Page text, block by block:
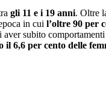
gli 11 e i 19 anni. Oltre
in cui l’oltre 90 per
aver subito
il 6,6 per cento delle